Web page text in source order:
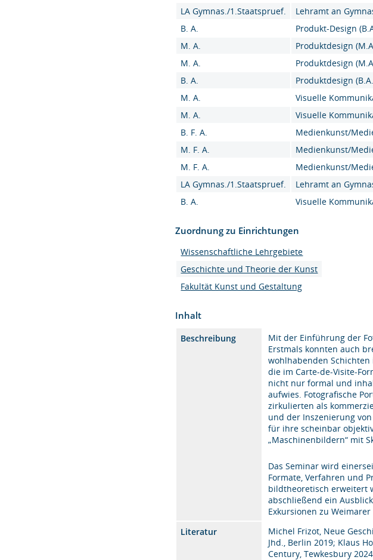
LA Gymnas./1.Staatspruef.
Lehramt an
B. A.
Produkt-Design
M. A.
Produktdesign
M. A.
Produktdesign
B. A.
Produktdesign
M. A.
Visuelle
M. A.
Visuelle
B. F. A.
Medienkunst/
M. F. A.
Medienkunst/
M. F. A.
Medienkunst/
LA Gymnas./1.Staatspruef.
Lehramt an
B. A.
Visuelle
Zuordnung zu Einrichtungen
Wissenschaftliche Lehrgebiete
Geschichte und Theorie der Kunst
Fakultät Kunst und Gestaltung
Inhalt
Beschreibung
Mit der Einführung der
Erstmals konnten auch
wohlhabenden
die im Carte-de-Visite-
nicht nur formal und
aufwies. Fotografische
zirkulierten als
und der Inszenierung
für ihre scheinbar
„Maschinenbildern“ mit
Das Seminar wird
Formate, Verfahren und
bildtheoretisch erweitert
abschließend ein
Exkursionen zu
Literatur
Michel Frizot, Neue
Jhd., Berlin 2019; Klaus
Century, Tewkesbury